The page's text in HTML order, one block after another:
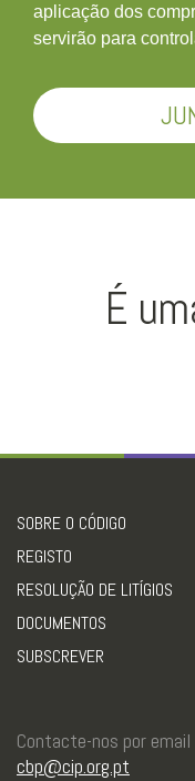
aplicação dos
servirão para
É
SOBRE O CÓDIGO
REGISTO
RESOLUÇÃO DE LITÍGIOS
DOCUMENTOS
SUBSCREVER
Contacte-nos por email
cbp@cip.org.pt